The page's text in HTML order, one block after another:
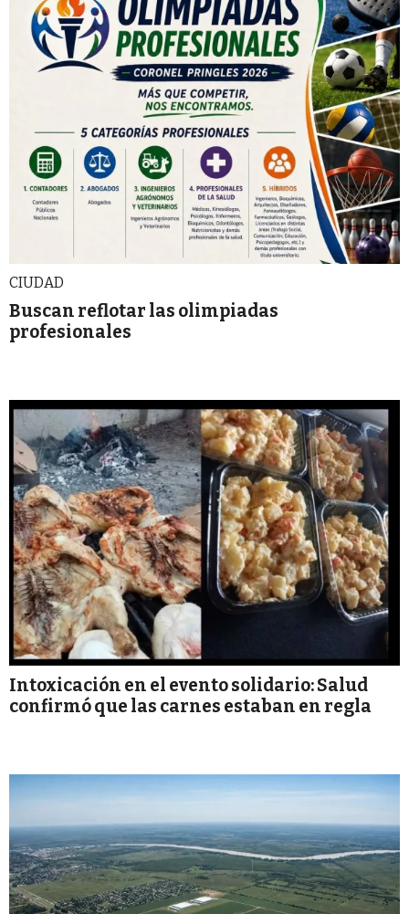
CIUDAD
Buscan reflotar las olimpiadas
profesionales
Intoxicación en el evento solidario: Salud
confirmó que las carnes estaban en regla